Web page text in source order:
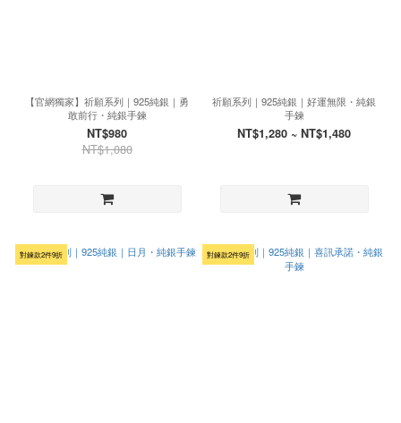
【官網獨家】祈願系列｜925純銀｜勇
敢前行・純銀手鍊
NT$980
NT$1,080
祈願系列｜925純銀｜好運無限・純銀
手鍊
NT$1,280 ~ NT$1,480
對鍊款2件9折 對鍊款2件9折